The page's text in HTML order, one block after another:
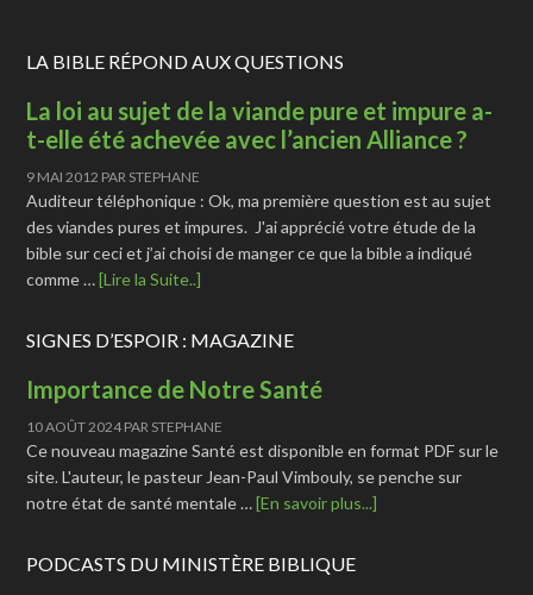
LA BIBLE RÉPOND AUX QUESTIONS
La loi au sujet de la viande pure et impure a-
t-elle été achevée avec l’ancien Alliance ?
9 MAI 2012 PAR STEPHANE
Auditeur téléphonique : Ok, ma première question est au sujet
des viandes pures et impures. J'ai apprécié votre étude de la
bible sur ceci et j’ai choisi de manger ce que la bible a indiqué
comme …[Lire la Suite..]
SIGNES D’ESPOIR : MAGAZINE
Importance de Notre Santé
10 AOÛT 2024PAR STEPHANE
Ce nouveau magazine Santé est disponible en format PDF sur le
site. L'auteur, le pasteur Jean-Paul Vimbouly, se penche sur
notre état de santé mentale …[En savoir plus...]
PODCASTS DU MINISTÈRE BIBLIQUE